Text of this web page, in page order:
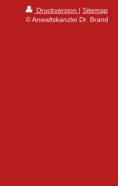
Druckversion | Sitemap
© Anwaltskanzlei Dr. Brand